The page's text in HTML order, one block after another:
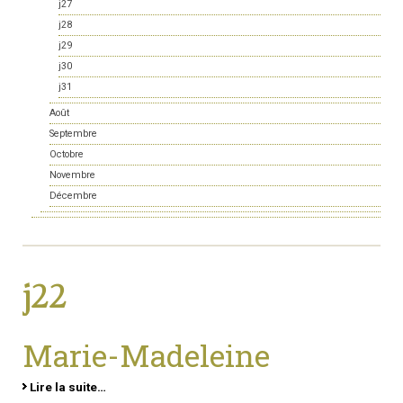
j27
j28
j29
j30
j31
Août
Septembre
Octobre
Novembre
Décembre
j22
Marie-Madeleine
Lire la suite…